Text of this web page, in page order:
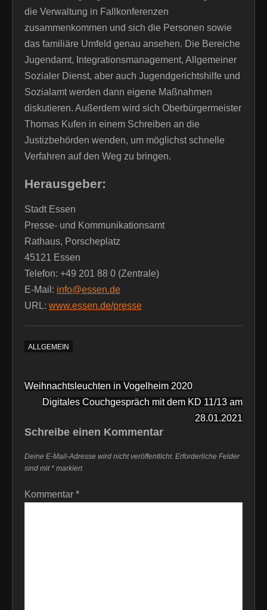
die Verwaltung in Fallkonferenzen
zusammenkommen und sich die Personen sowie
das familiäre Umfeld genau ansehen. Die Bereiche
Jugendamt, Integrationsmanagement, Allgemeiner
Sozialer Dienst, aber auch Jugendgerichtshilfe und
Sozialamt werden dann eigene Maßnahmen
diskutieren. Außerdem wird sich Oberbürgermeister
Thomas Kufen in einem Schreiben an die
Justizbehörden wenden, um möglichst schnelle
Verfahren auf den Weg zu bringen.
Herausgeber:
Stadt Essen
Presse- und Kommunikationsamt
Rathaus, Porscheplatz
45121 Essen
Telefon: +49 201 88 0 (Zentrale)
E-Mail: info@essen.de
URL: www.essen.de/presse
ALLGEMEIN
Beitragsnavigation
Weihnachtsleuchten in Vogelheim 2020
Digitales Couchgespräch mit dem KD 11/13 am
28.01.2021
Schreibe einen Kommentar
Deine E-Mail-Adresse wird nicht veröffentlicht. Erforderliche Felder
sind mit * markiert
Kommentar *